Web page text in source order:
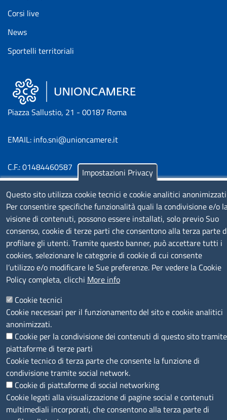
Corsi live
News
Sportelli territoriali
Piazza Sallustio, 21 - 00187 Roma
EMAIL: info.sni@unioncamere.it
C.F.: 01484460587
P.Iva: 01000211001
SERVIZIO REALIZZATO DA
SEGUICI SU
MENÙ PRIVACY
Note legali Privacy e cookie policy Accesso riservato
© 2023 SNI Servizio Nuove Imprese
Impostazioni Privacy
Questo sito utilizza cookie tecnici e cookie analitici
Per consentire specifiche funzionalità quali la condivisione e/o
visione di contenuti, possono essere installati, solo previo Suo
consenso, cookie di terze parti che consentono alla terza parte
profilare gli utenti. Tramite questo banner, può accettare tutti i
cookies, selezionare le categorie di cookie di cui consente
l’utilizzo e/o modificare le Sue preferenze. Per vedere la Cookie
Policy completa, clicchi More info
Cookie tecnici
Cookie necessari per il funzionamento del sito e cookie analitici
anonimizzati.
Cookie per la condivisione dei contenuti di questo sito tramite
piattaforme di terze parti
Cookie tecnico di terza parte che consente la funzione di
condivisione tramite social network.
Cookie di piattaforme di social networking
Cookie legati alla visualizzazione di pagine social e contenuti
multimediali incorporati, che consentono alla terza parte di